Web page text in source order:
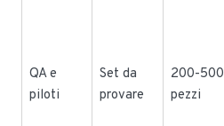
QA e
piloti
Set da
provare
200-500
pezzi